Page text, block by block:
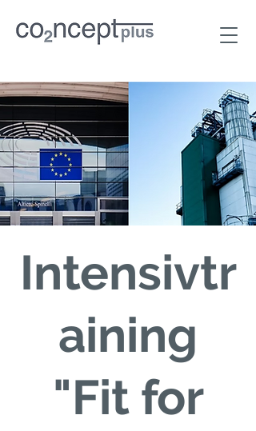
Intensivtr
aining
"Fit for